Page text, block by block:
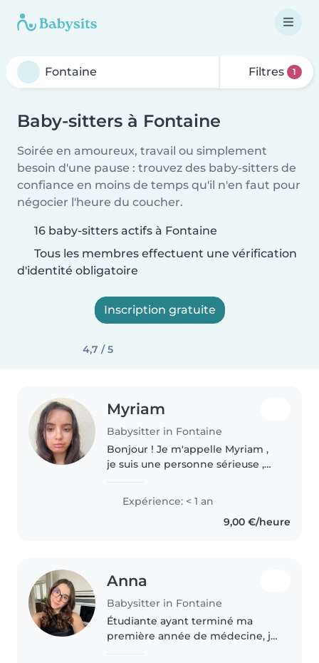
Filtres 1
Baby-sitters à Fontaine
Soirée en amoureux, travail ou simplement
besoin d'une pause : trouvez des baby-sitters de
confiance en moins de temps qu'il n'en faut pour
négocier l'heure du coucher.
16 baby-sitters actifs à Fontaine
Tous les membres effectuent une vérification
d'identité obligatoire
Inscription gratuite
4,7 / 5
Myriam
Babysitter in Fontaine
Bonjour ! Je m'appelle Myriam ,
je suis une personne sérieuse ,
m'occuper des enfants et des
animaux et je serais ravi d'en
prendre soin. Je peux aider
Expérience: < 1 an
9,00 €/heure
Anna
Babysitter in Fontaine
Étudiante ayant terminé ma
première année de médecine, je